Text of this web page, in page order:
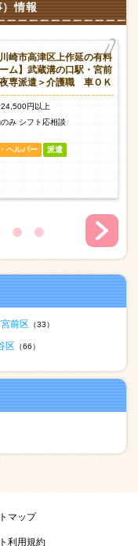
情報
崎市高津区上作延の有料
ム】武蔵溝の口駅・宮前
専派遣＞介護職 車ＯＫ
24,500円以上
み シフト応相談
ヘルパー 派遣
前区 （33）
区 （66）
マップ
利用規約